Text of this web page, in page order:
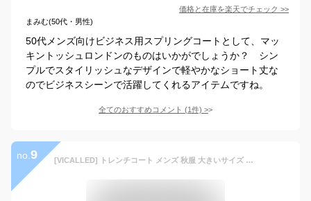
価格と在庫を楽天でチェック >>
まみむ(50代・男性)
50代メンズ向けビジネス用スプリングコートとして、マッ
キントッシュロンドンのものはいかがでしょうか？ シン
プルでスタイリッシュなデザインで軽やかなショート丈な
のでビジネスシーンで活躍してくれるアイテムですね。
全てのおすすめコメント (1件) >
no. 9 [VICALLED] トレンチコート メンズ 秋服 大きいサイズ スプリングコート 中長丈 冬春 ステンカラーコート 防シワ ビジネス 無地 シンプル